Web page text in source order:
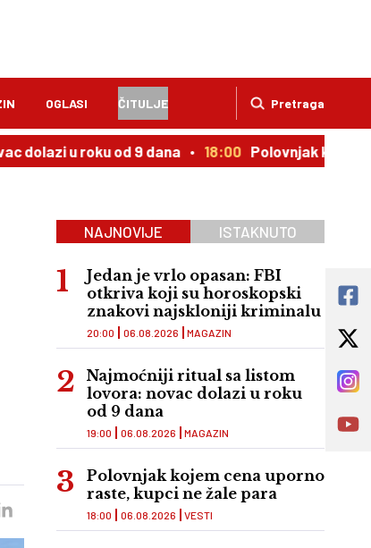
Pretraga
OGLASI ČITULJE
roku od 9 dana 18:00 Polovnjak kojem cena
NAJNOVIJE ISTAKNUTO
Jedan je vrlo opasan: FBI
otkriva koji su horoskopski
znakovi najskloniji kriminalu
MAGAZIN
20:00 06.08.2026
Najmoćniji ritual sa listom
lovora: novac dolazi u roku
od 9 dana
MAGAZIN
19:00 06.08.2026
Polovnjak kojem cena uporno
raste, kupci ne žale para
VESTI
18:00 06.08.2026